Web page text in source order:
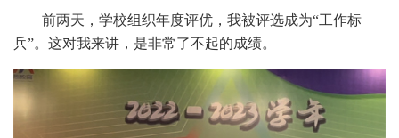
前两天，学校组织年度评优，我被评选成为“工作标
兵”。这对我来讲，是非常了不起的成绩。